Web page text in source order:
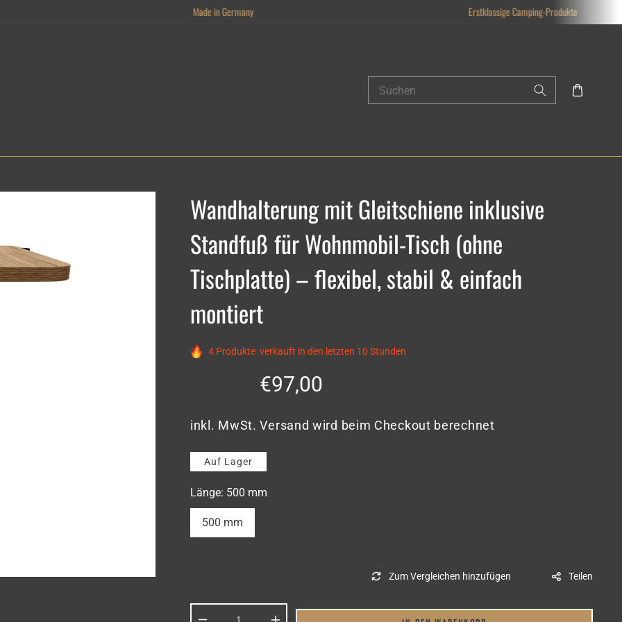
Made in Germany Erstklassige Camping-Produkte
Wandhalterung mit Gleitschiene inklusive
Standfuß für Wohnmobil-Tisch (ohne
Tischplatte) – flexibel, stabil & einfach
montiert
4 Produkte verkauft in den letzten 10 Stunden
Normaler
€97,00
inkl. MwSt.Versand wird beim Checkout berechnet
Auf Lager
Länge: 500 mm
500 mm
Teilen